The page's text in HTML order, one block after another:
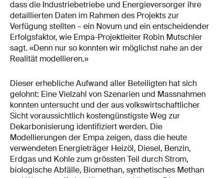
dass die Industriebetriebe und Energieversorger ihre
detaillierten Daten im Rahmen des Projekts zur
Verfügung stellten – ein Novum und ein entscheidender
Erfolgsfaktor, wie Empa-Projektleiter Robin Mutschler
sagt. «Denn nur so konnten wir möglichst nahe an der
Realität modellieren.»
Dieser erhebliche Aufwand aller Beteiligten hat sich
gelohnt: Eine Vielzahl von Szenarien und Massnahmen
konnten untersucht und der aus volkswirtschaftlicher
Sicht voraussichtlich kostengünstigste Weg zur
Dekarbonisierung identifiziert werden. Die
Modellierungen der Empa zeigen, dass die heute
verwendeten Energieträger Heizöl, Diesel, Benzin,
Erdgas und Kohle zum grössten Teil durch Strom,
biologische Abfälle, Biomethan, synthetisches Methan